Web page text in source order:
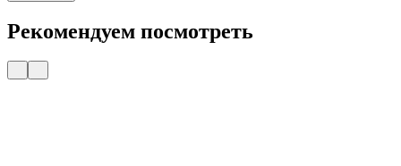
Рекомендуем посмотреть